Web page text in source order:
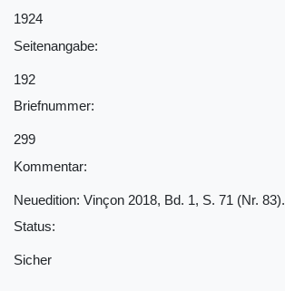
1924
Seitenangabe:
192
Briefnummer:
299
Kommentar:
Neuedition: Vinçon 2018, Bd. 1, S. 71 (Nr. 83).
Status:
Sicher